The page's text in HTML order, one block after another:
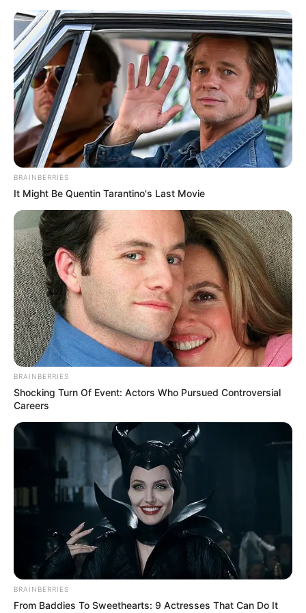
„Batman 2” nareszcie z kluczową
aktualizacją! Co z datą premiery?
Emanuel Bobrowski 8 sierpnia 2025 Aktualności
FaniRoberta Pattinsona jako Mrocznego Rycerza mogą
wreszcie odetchnąć z ulgą. Warner Bros. Discovery ujawniło,
że kontynuacja„The Batman” Matta Reevesa , czyli„The
Batman Part II”, rozpocznie zdjęcia wiosną 2026 roku, a
premiera odbędzie się w październiku 2027 roku.
BRAINBERRIES
It Might Be Quentin Tarantino's Last Movie
BRAINBERRIES
Shocking Turn Of Event: Actors Who Pursued Controversial
Careers
BRAINBERRIES
From Baddies To Sweethearts: 9 Actresses That Can Do It